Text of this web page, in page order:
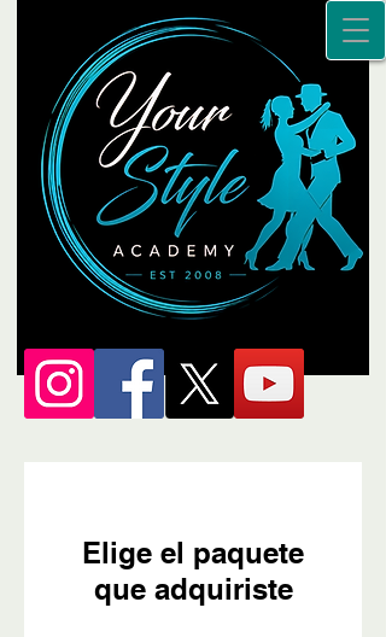
Elige el paquete
que adquiriste